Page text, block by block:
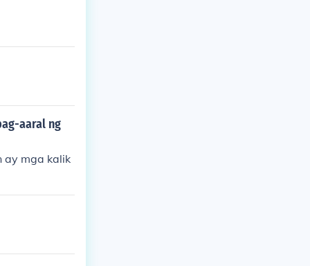
aaral ng
ay mga kalik